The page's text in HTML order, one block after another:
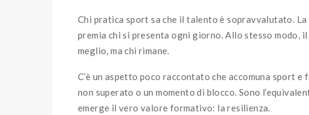
Chi pratica sport sa che il talento è sopravvalutato.
premia chi si presenta ogni giorno. Allo stesso modo,
meglio, ma chi rimane.
C’è un aspetto poco raccontato che accomuna sport
non superato o un momento di blocco. Sono
emerge il vero valore formativo: la resilienza.